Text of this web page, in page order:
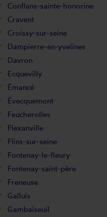
Conflans-sainte-honorine
Cravent
Croissy-sur-seine
Dampierre-en-yvelines
Davron
Ecquevilly
Émancé
Évecquemont
Feucherolles
Flexanville
Flins-sur-seine
Fontenay-le-fleury
Fontenay-saint-père
Freneuse
Galluis
Gambaiseuil